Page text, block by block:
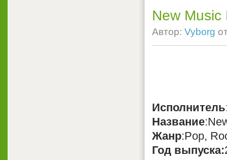
New Music
Автор: Vyborg
Исполнитель
Название
Жанр:Pop,
Год выпуска: